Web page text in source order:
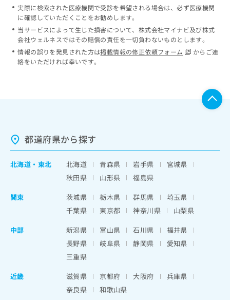
実際に検索された医療機関で受診を希望される場合は、必ず医療機関
に確認していただくことをお勧めします。
当サービスによって生じた損害について、株式会社マイナビ及び株式
会社ウェルネスではその賠償の責任を一切負わないものとします。
情報の誤りを発見された方は掲載情報の修正依頼フォーム
からご連
絡をいただければ幸いです。
都道府県から探す
北海道 ・ 東北 北海道 青森県 岩手県
宮城県
秋田県
山形県
福島県
関東
茨城県 栃木県 群馬県
埼玉県
千葉県
東京都 神奈川県
山梨県
中部
新潟県 富山県 石川県
福井県
長野県
岐阜県 静岡県
愛知県
三重県
近畿
滋賀県 京都府 大阪府
兵庫県
奈良県
和歌山県